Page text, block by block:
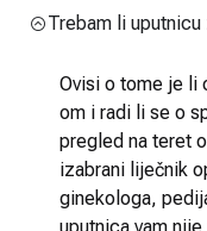
Trebam li
Ovisi o tome je li
om i radi li se o
pregled na teret
izabrani liječnik
ginekologa,